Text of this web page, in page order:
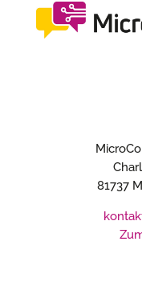
81737